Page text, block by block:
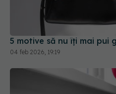
5 motive să nu îți mai pui
04 feb 2026, 19:19